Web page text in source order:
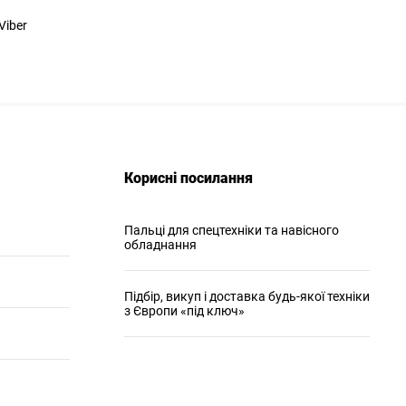
Корисні посилання
Пальці для спецтехніки та навісного
обладнання
Підбір, викуп і доставка будь-якої техніки
з Європи «під ключ»